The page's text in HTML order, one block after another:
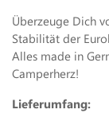
Überzeuge Dich
Stabilität der
Alles made in
Camperherz!
Lieferumfang: